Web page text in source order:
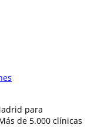
para
de 5.000 clínicas